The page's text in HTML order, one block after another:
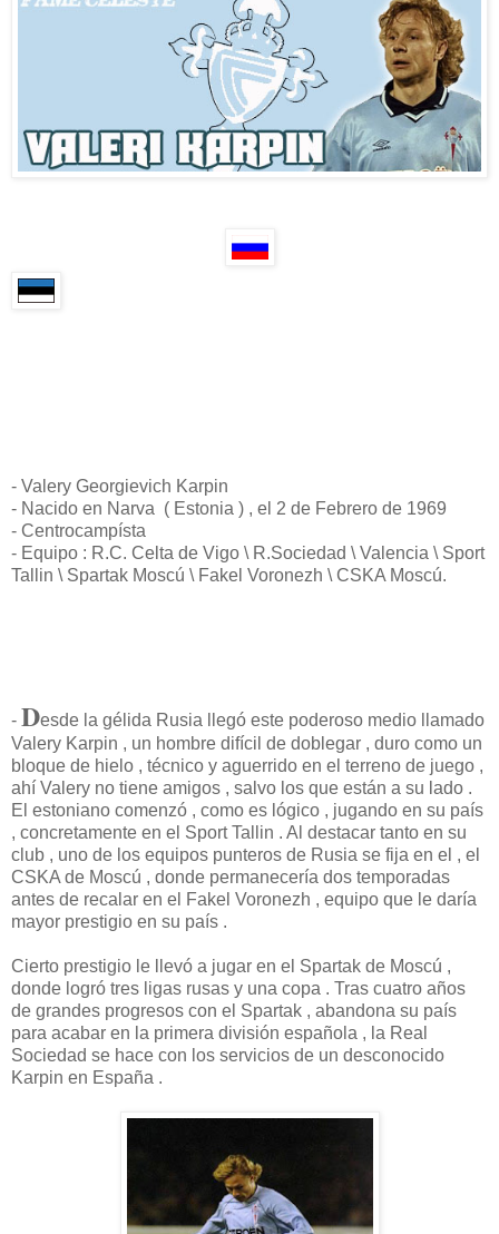
- Valery Georgievich Karpin
- Nacido en Narva ( Estonia ) , el 2 de Febrero de 1969
- Centrocampísta
- Equipo : R.C. Celta de Vigo \ R.Sociedad \ Valencia \ Sport
Tallin \ Spartak Moscú \ Fakel Voronezh \ CSKA Moscú.
- Desde la gélida Rusia llegó este poderoso medio llamado
Valery Karpin , un hombre difícil de doblegar , duro como un
bloque de hielo , técnico y aguerrido en el terreno de juego ,
ahí Valery no tiene amigos , salvo los que están a su lado .
El estoniano comenzó , como es lógico , jugando en su país
, concretamente en el Sport Tallin . Al destacar tanto en su
club , uno de los equipos punteros de Rusia se fija en el , el
CSKA de Moscú , donde permanecería dos temporadas
antes de recalar en el Fakel Voronezh , equipo que le daría
mayor prestigio en su país .
Cierto prestigio le llevó a jugar en el Spartak de Moscú ,
donde logró tres ligas rusas y una copa . Tras cuatro años
de grandes progresos con el Spartak , abandona su país
para acabar en la primera división española , la Real
Sociedad se hace con los servicios de un desconocido
Karpin en España .